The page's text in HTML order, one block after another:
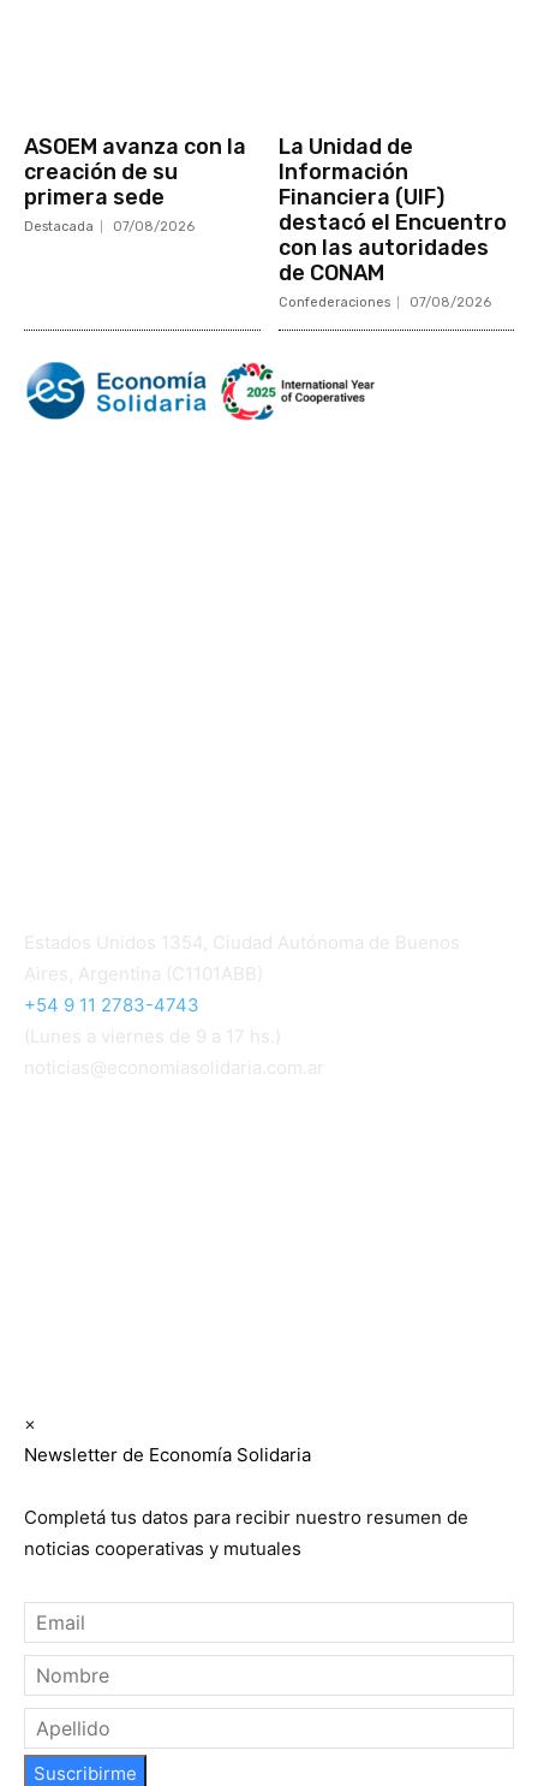
ASOEM avanza con la
creación de su
primera sede
Destacada 07/08/2026
La Unidad de
Información
Financiera (UIF)
destacó el Encuentro
con las autoridades
de CONAM
Confederaciones 07/08/2026
Estados Unidos 1354, Ciudad Autónoma de Buenos
Aires, Argentina (C1101ABB)
+54 9 11 2783-4743
(Lunes a viernes de 9 a 17 hs.)
noticias@economiasolidaria.com.ar
×
Newsletter de Economía Solidaria
Completá tus datos para recibir nuestro resumen de
noticias cooperativas y mutuales
Suscribirme